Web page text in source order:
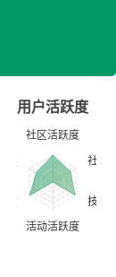
用户活跃度